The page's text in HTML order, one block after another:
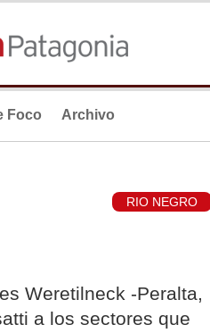
Foco Archivo
RIO NEGRO
Weretilneck -Peralta,
a los sectores que